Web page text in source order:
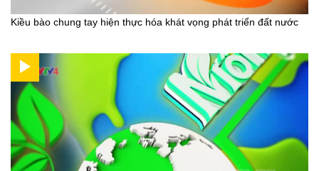
Kiều bào chung tay hiện thực hóa khát vọng phát triển đất nước